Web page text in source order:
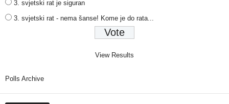
3. svjetski rat je siguran
3. svjetski rat - nema šanse! Kome je do rata...
View Results
Polls Archive